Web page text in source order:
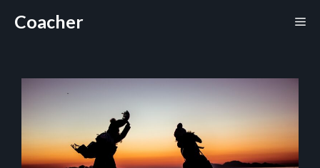
Coacher